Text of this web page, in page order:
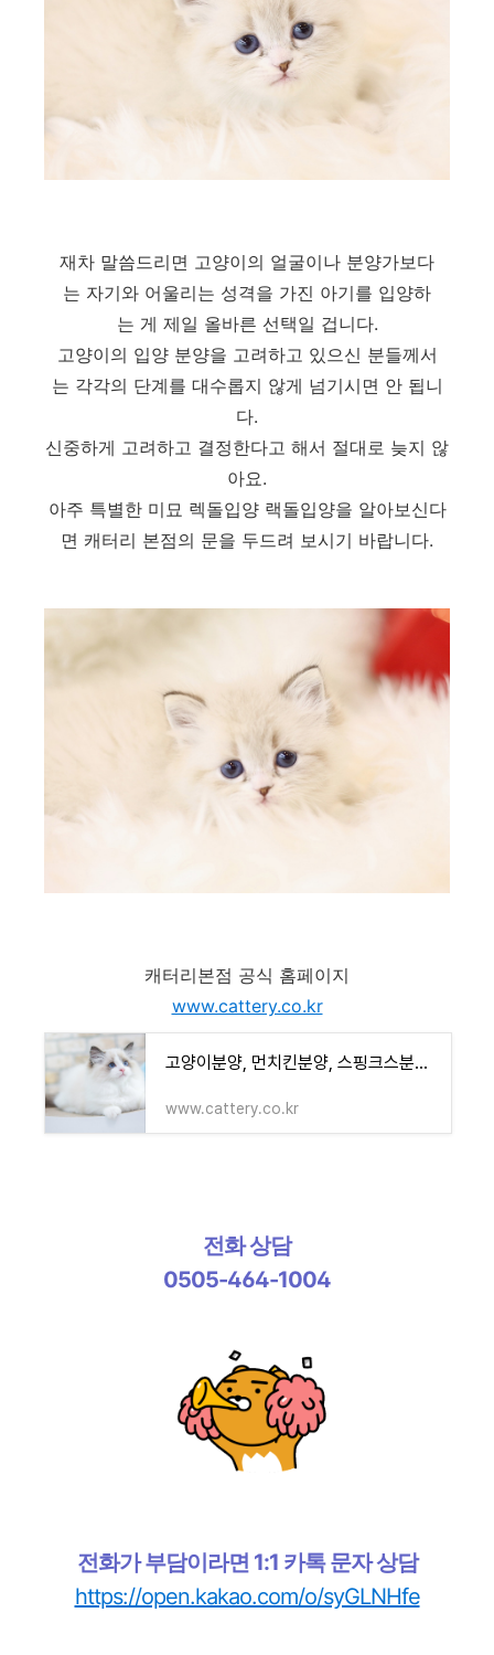
재차 말씀드리면 고양이의 얼굴이나 분양가보다
는 자기와 어울리는 성격을 가진 아기를 입양하
는 게 제일 올바른 선택일 겁니다.
고양이의 입양 분양을 고려하고 있으신 분들께서
는 각각의 단계를 대수롭지 않게 넘기시면 안 됩니
다.
신중하게 고려하고 결정한다고 해서 절대로 늦지 않
아요.
아주 특별한 미묘 렉돌입양 랙돌입양을 알아보신다
면 캐터리 본점의 문을 두드려 보시기 바랍니다.
캐터리본점 공식 홈페이지
www.cattery.co.kr
고양이분양, 먼치킨분양, 스핑크스분양, 러시안블루분양, 페르시안분양, 샴고양이분양, 아비시
www.cattery.co.kr
전화 상담
0505-464-1004
전화가 부담이라면 1:1 카톡 문자 상담
https://open.kakao.com/o/syGLNHfe